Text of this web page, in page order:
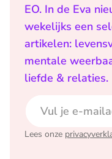
EO. In de Eva
wekelijks een
artikelen:
mentale
liefde & relaties.
Lees onze